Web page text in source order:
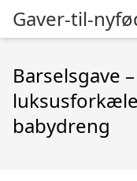
Gaver-til-
Barselsgave
babydreng